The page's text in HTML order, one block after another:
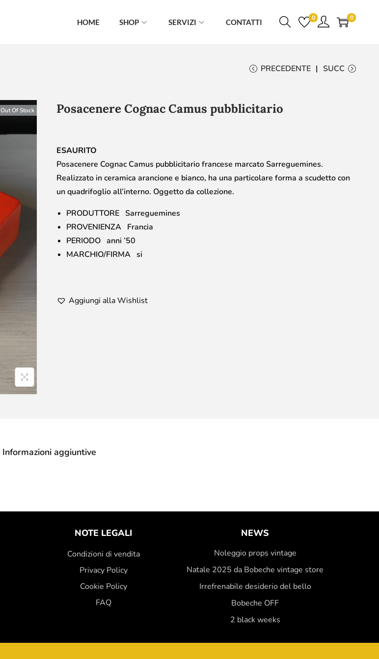
HOME SHOP SERVIZI CONTATTI 0 0
PRECEDENTE SUCC
Out Of Stock Posacenere Cognac Camus pubblicitario
ESAURITO
Posacenere Cognac Camus pubblicitario francese marcato Sarreguemines.
Realizzato in ceramica arancione e bianco, ha una particolare forma a scudetto con
un quadrifoglio all’interno. Oggetto da collezione.
PRODUTTORE Sarreguemines
PROVENIENZA Francia
PERIODO anni ’50
MARCHIO/FIRMA si
Aggiungi alla Wishlist
Informazioni aggiuntive
NOTE LEGALI
Condizioni di vendita
Privacy Policy
Cookie Policy
FAQ
NEWS
Noleggio props vintage
Natale 2025 da Bobeche vintage store
Irrefrenabile desiderio del bello
Bobeche OFF
2 black weeks